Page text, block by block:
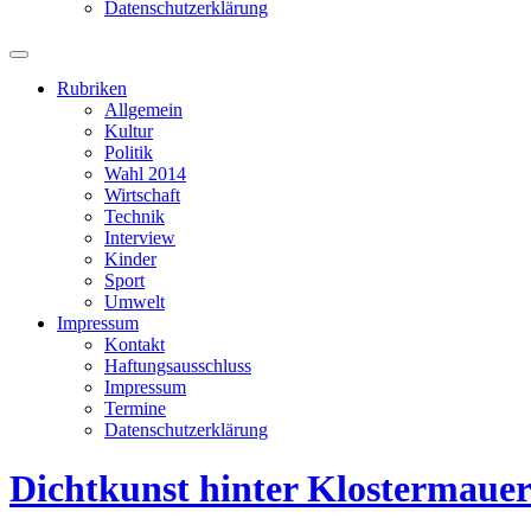
Datenschutzerklärung
Suchfeld
ein-/ausblenden
Rubriken
Allgemein
Kultur
Politik
Wahl 2014
Wirtschaft
Technik
Interview
Kinder
Sport
Umwelt
Impressum
Kontakt
Haftungsausschluss
Impressum
Termine
Datenschutzerklärung
Dichtkunst hinter